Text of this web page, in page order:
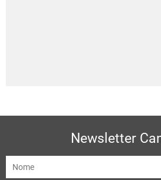
Newsletter